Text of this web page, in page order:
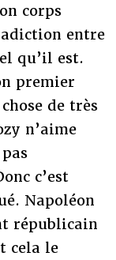
corps
entre
qu’il est.
premier
de très
n’aime
c’est
Napoléon
républicain
cela le